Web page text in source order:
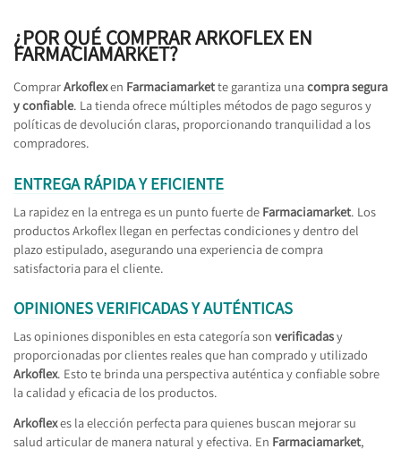
¿POR QUÉ COMPRAR ARKOFLEX EN
FARMACIAMARKET?
ComprarArkoflexen Farmaciamarkette garantiza unacompra segura
y confiable. La tienda ofrece múltiples métodos de pago seguros y
políticas de devolución claras, proporcionando tranquilidad a los
compradores.
ENTREGA RÁPIDA Y EFICIENTE
La rapidez en la entrega es un punto fuerte de Farmaciamarket. Los
productos Arkoflex llegan en perfectas condiciones y dentro del
plazo estipulado, asegurando una experiencia de compra
satisfactoria para el cliente.
OPINIONES VERIFICADAS Y AUTÉNTICAS
Las opiniones disponibles en esta categoría son verificadasy
proporcionadas por clientes reales que han comprado y utilizado
Arkoflex. Esto te brinda una perspectiva auténtica y confiable sobre
la calidad y eficacia de los productos.
Arkoflexes la elección perfecta para quienes buscan mejorar su
salud articular de manera natural y efectiva. En Farmaciamarket,